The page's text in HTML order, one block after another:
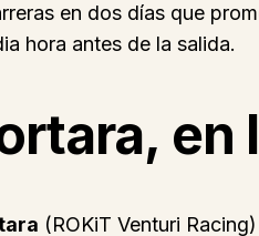
en dos días que
hora antes de la salida.
en
(ROKiT Venturi